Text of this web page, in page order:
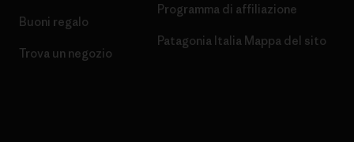
Buoni regalo
Trova un negozio
Programma di affiliazione
Patagonia Italia Mappa del sito